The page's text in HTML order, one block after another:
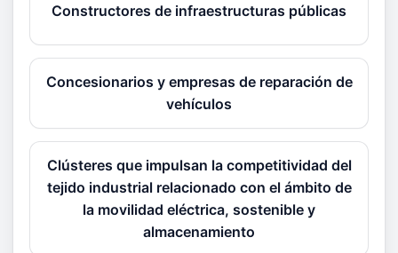
Constructores de infraestructuras públicas
Concesionarios y empresas de reparación de
vehículos
Clústeres que impulsan la competitividad del
tejido industrial relacionado con el ámbito de
la movilidad eléctrica, sostenible y
almacenamiento